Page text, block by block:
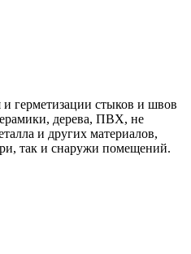
и герметизации стыков и швов
дерева, ПВХ, не
и других материалов,
так и снаружи помещений.